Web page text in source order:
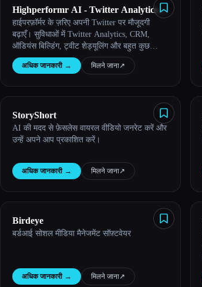
Highperformr AI - Twitter Analytics &
Scheduling Software
हाईपरफ़ॉर्मर के ज़रिए अपनी Twitter पर मौजूदगी
बढ़ाएँ। सुविधाओं में Twitter Analytics, CRM,
ऑडियंस बिल्डिंग, ट्वीट शेड्यूलिंग और बहुत कुछ
शामिल हैं।
अधिक जानकारी → मिलने जाना↗︎
StoryShort
AI की मदद से फ़ेसलेस वायरल वीडियो जनरेट करें और
उन्हें अपने आप प्रकाशित करें।
अधिक जानकारी → मिलने जाना↗︎
Birdeye
बर्डआई सोशल मीडिया मैनेजमेंट सॉफ़्टवेयर
अधिक जानकारी → मिलने जाना↗︎